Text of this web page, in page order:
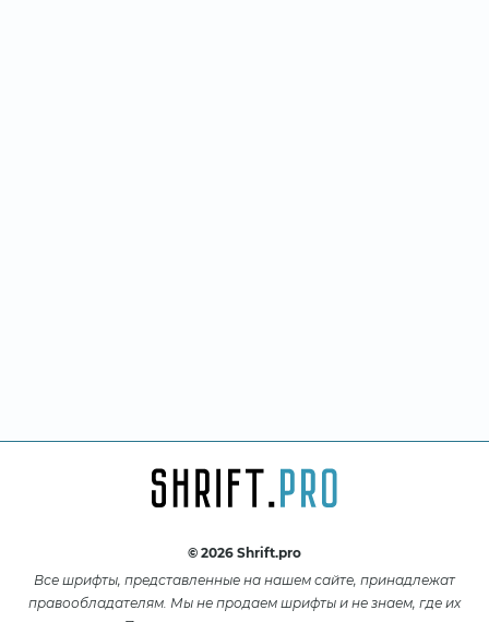
© 2026 Shrift.pro
Все шрифты, представленные на нашем сайте, принадлежат
правообладателям. Мы не продаем шрифты и не знаем, где их